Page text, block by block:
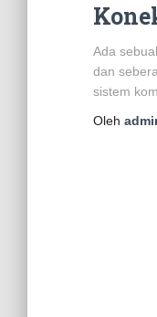
Ada
dan
sistem
Oleh